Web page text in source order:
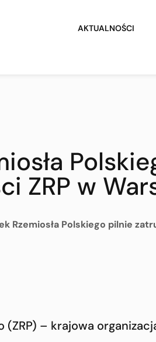
AKTUALNOŚCI
ZRP w
Rzemiosła Polskiego pilnie
(ZRP) – krajowa